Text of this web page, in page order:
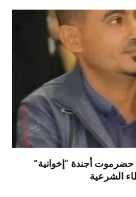
حضرموت أجندة “إخوانية”
الشرعية